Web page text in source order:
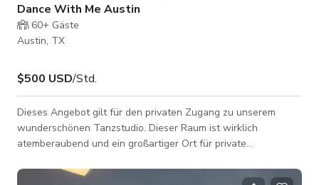
Dance With Me Austin
60+ Gäste
Austin, TX
$500 USD/Std.
Dieses Angebot gilt für den privaten Zugang zu unserem
wunderschönen Tanzstudio. Dieser Raum ist wirklich
atemberaubend und ein großartiger Ort für private
Zusammenkünfte. Bitte senden Sie eine Nachricht mit den